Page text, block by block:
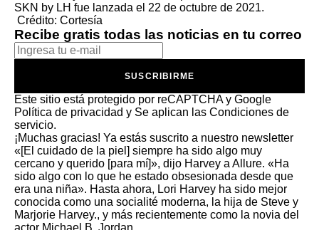
SKN by LH fue lanzada el 22 de octubre de 2021.
Crédito: Cortesía
Recibe gratis todas las noticias en tu correo
SUSCRIBIRME
Este sitio está protegido por reCAPTCHA y Google
Política de privacidad y Se aplican las Condiciones de
servicio.
¡Muchas gracias! Ya estás suscrito a nuestro newsletter
«[El cuidado de la piel] siempre ha sido algo muy
cercano y querido [para mí]», dijo Harvey a Allure. «Ha
sido algo con lo que he estado obsesionada desde que
era una niña». Hasta ahora, Lori Harvey ha sido mejor
conocida como una socialité moderna, la hija de Steve y
Marjorie Harvey., y más recientemente como la novia del
actor Michael B. Jordan.